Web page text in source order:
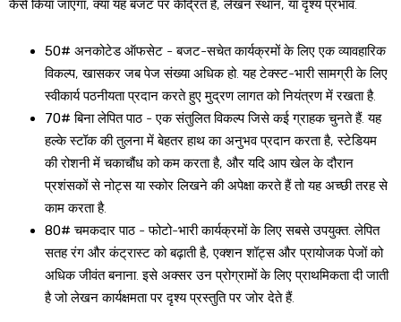
कैसे किया जाएगा, क्या यह बजट पर केंद्रित है, लेखन स्थान, या दृश्य प्रभाव.
50# अनकोटेड ऑफसेट - बजट-सचेत कार्यक्रमों के लिए एक व्यावहारिक
विकल्प, खासकर जब पेज संख्या अधिक हो. यह टेक्स्ट-भारी सामग्री के लिए
स्वीकार्य पठनीयता प्रदान करते हुए मुद्रण लागत को नियंत्रण में रखता है.
70# बिना लेपित पाठ- एक संतुलित विकल्प जिसे कई ग्राहक चुनते हैं. यह
हल्के स्टॉक की तुलना में बेहतर हाथ का अनुभव प्रदान करता है, स्टेडियम
की रोशनी में चकाचौंध को कम करता है, और यदि आप खेल के दौरान
प्रशंसकों से नोट्स या स्कोर लिखने की अपेक्षा करते हैं तो यह अच्छी तरह से
काम करता है.
80# चमकदार पाठ- फोटो-भारी कार्यक्रमों के लिए सबसे उपयुक्त. लेपित
सतह रंग और कंट्रास्ट को बढ़ाती है, एक्शन शॉट्स और प्रायोजक पेजों को
अधिक जीवंत बनाना. इसे अक्सर उन प्रोग्रामों के लिए प्राथमिकता दी जाती
है जो लेखन कार्यक्षमता पर दृश्य प्रस्तुति पर जोर देते हैं.